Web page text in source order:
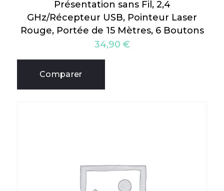
Présentation sans Fil, 2,4
GHz/Récepteur USB, Pointeur Laser
Rouge, Portée de 15 Mètres, 6 Boutons
34,90 €
Comparer